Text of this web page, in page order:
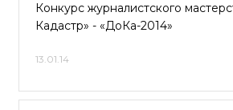
Конкурс журналистского
Кадастр» - «ДоКа-2014»
13.01.14